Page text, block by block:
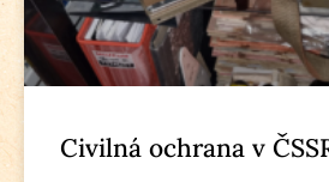
Civilná ochrana v